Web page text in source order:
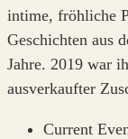
intime, fröhliche
Geschichten aus
Jahre. 2019 war
ausverkaufter
Current